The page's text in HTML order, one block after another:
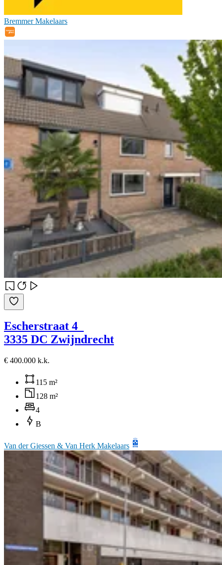
Bremmer Makelaars
Escherstraat 4
3335 DC Zwijndrecht
€ 400.000 k.k.
115 m²
128 m²
4
B
Van der Giessen & Van Herk Makelaars